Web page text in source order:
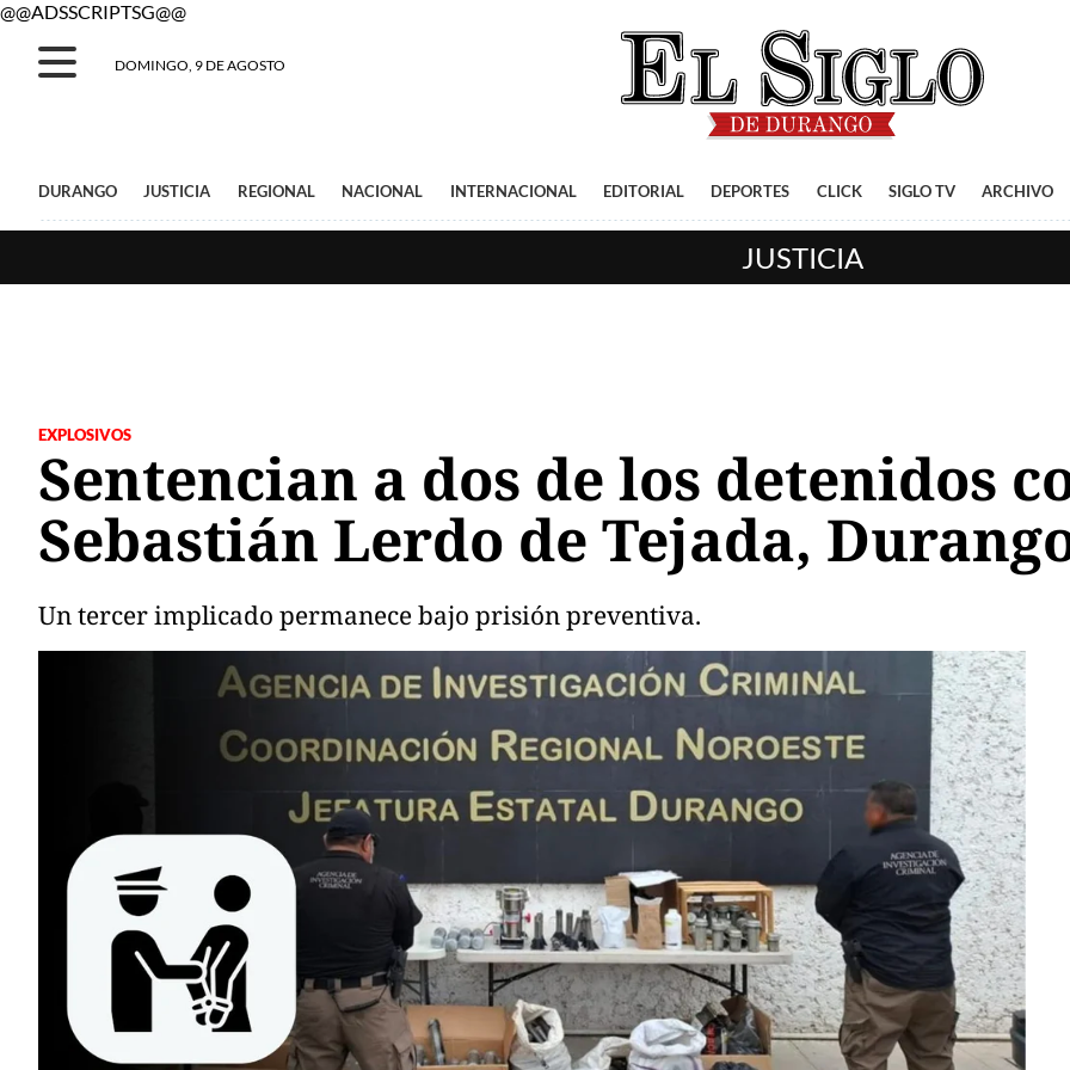
@@ADSSCRIPTSG@@
DOMINGO, 9 DE AGOSTO
DURANGO JUSTICIA REGIONAL NACIONAL INTERNACIONAL EDITORIAL DEPORTES CLICK SIGLO TV ARCHIVO
JUSTICIA
EXPLOSIVOS
Sentencian a dos de los detenidos
Sebastián Lerdo de Tejada,
Un tercer implicado permanece bajo prisión preventiva.